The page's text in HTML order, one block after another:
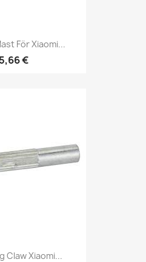
För Xiaomi...
€
Claw Xiaomi...